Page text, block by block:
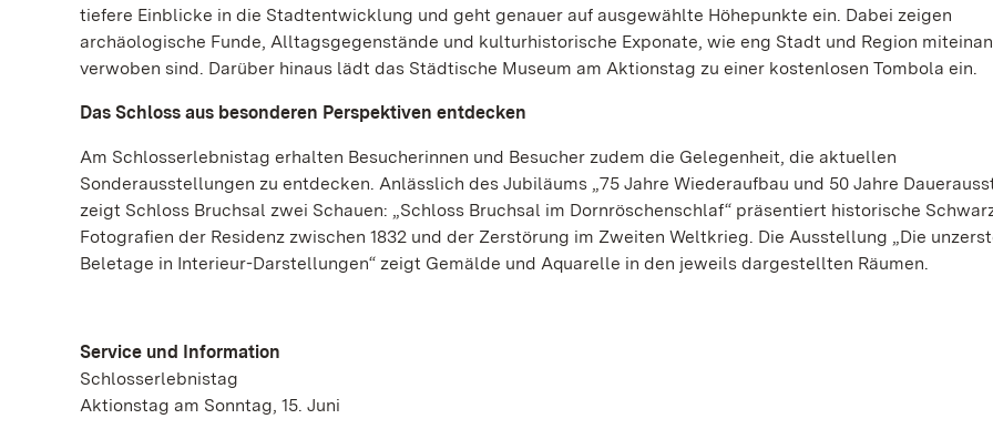
tiefere Einblicke in die Stadtentwicklung und geht genauer auf ausgewählte Höhepunkte ein. Dabei zeigen
archäologische Funde, Alltagsgegenstände und kulturhistorische Exponate, wie eng Stadt und Region
verwoben sind. Darüber hinaus lädt das Städtische Museum am Aktionstag zu einer kostenlosen Tombola ein.
Das Schloss aus besonderen Perspektiven entdecken
Am Schlosserlebnistag erhalten Besucherinnen und Besucher zudem die Gelegenheit, die aktuellen
Sonderausstellungen zu entdecken. Anlässlich des Jubiläums „75 Jahre Wiederaufbau und 50 Jahre
zeigt Schloss Bruchsal zwei Schauen: „Schloss Bruchsal im Dornröschenschlaf“ präsentiert historische
Fotografien der Residenz zwischen 1832 und der Zerstörung im Zweiten Weltkrieg. Die Ausstellung „Die
Beletage in Interieur-Darstellungen“ zeigt Gemälde und Aquarelle in den jeweils dargestellten Räumen.
Service und Information
Schlosserlebnistag
Aktionstag am Sonntag, 15. Juni